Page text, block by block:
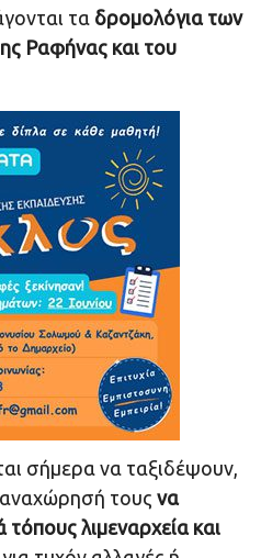
τα δρομολόγια των
Ραφήνας και του
σήμερα να ταξιδέψουν,
αναχώρησή τους να
τόπους λιμεναρχεία και